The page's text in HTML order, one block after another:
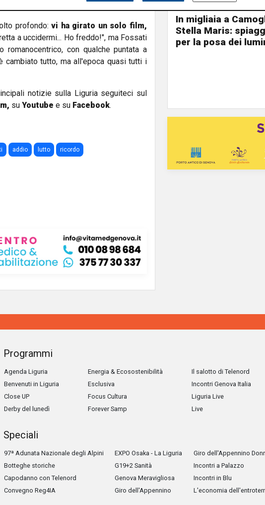
profondo:vi ha girato un solo film,
a uccidermi... Ho freddo!", ma Fossati
con qualche puntata a
cambiato tutto, ma all'epoca quasi tutti i
notizie sulla Liguria seguiteci sul
, su Youtube e su Facebook.
addio lutto ricordo
In migliaia a
Stella Maris:
per la posa dei
Programmi
Agenda Liguria
Benvenuti in Liguria
Close UP
Derby del lunedì
Energia & Ecosostenibilità
Esclusiva
Focus Cultura
Forever Samp
Il salotto di Telenord
Incontri Genova Italia
Liguria Live
Live
Speciali
97ª Adunata Nazionale degli Alpini
Botteghe storiche
Capodanno con Telenord
Convegno Reg4IA
EXPO Osaka - La Liguria
G19+2 Sanità
Genova Meravigliosa
Giro dell'Appennino
Giro dell'Appennino
Incontri a Palazzo
Incontri in Blu
L'economia